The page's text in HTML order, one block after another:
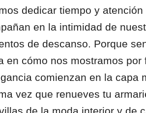
dedicar tiempo y
en la intimidad de
de descanso. Porque
en cómo nos mostramos
comienzan en la capa
vez que renueves tu